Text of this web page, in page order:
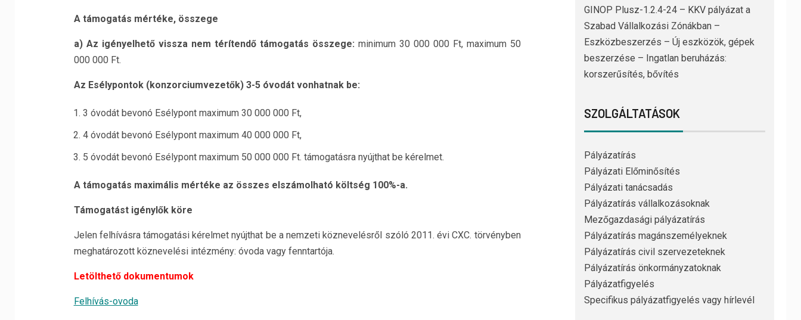
A támogatás mértéke, összege
a) Az igényelhető vissza nem térítendő támogatás összege: minimum 30 000 000 Ft, maximum 50
000 000 Ft.
Az Esélypontok (konzorciumvezetők) 3-5 óvodát vonhatnak be:
3 óvodát bevonó Esélypont maximum 30 000 000 Ft,
4 óvodát bevonó Esélypont maximum 40 000 000 Ft,
5 óvodát bevonó Esélypont maximum 50 000 000 Ft. támogatásra nyújthat be kérelmet.
A támogatás maximális mértéke az összes elszámolható költség 100%-a.
Támogatást igénylők köre
Jelen felhívásra támogatási kérelmet nyújthat be a nemzeti köznevelésről szóló 2011. évi CXC. törvényben
meghatározott köznevelési intézmény: óvoda vagy fenntartója.
Letölthető dokumentumok
Felhívás-ovoda
GINOP Plusz-1.2.4-24 – KKV pályázat a
Szabad Vállalkozási Zónákban –
Eszközbeszerzés – Új eszközök, gépek
beszerzése – Ingatlan beruházás:
korszerűsítés, bővítés
SZOLGÁLTATÁSOK
Pályázatírás
Pályázati Előminősítés
Pályázati tanácsadás
Pályázatírás vállalkozásoknak
Mezőgazdasági pályázatírás
Pályázatírás magánszemélyeknek
Pályázatírás civil szervezeteknek
Pályázatírás önkormányzatoknak
Pályázatfigyelés
Specifikus pályázatfigyelés vagy hírlevél